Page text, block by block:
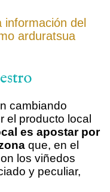
del
arduratsua
cambiando
el producto local
es apostar por
que, en el
los viñedos
y peculiar,